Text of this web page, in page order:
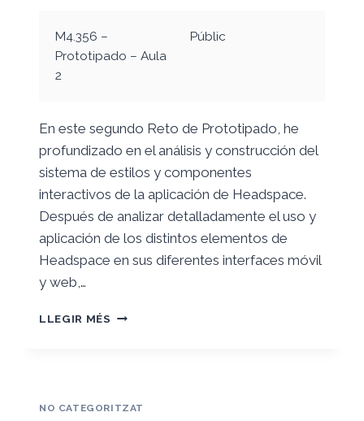
M4.356 –
Prototipado – Aula
2
Públic
En este segundo Reto de Prototipado, he
profundizado en el análisis y construcción del
sistema de estilos y componentes
interactivos de la aplicación de Headspace.
Después de analizar detalladamente el uso y
aplicación de los distintos elementos de
Headspace en sus diferentes interfaces móvil
y web,…
LLEGIR MÉS RETO
NO CATEGORITZAT